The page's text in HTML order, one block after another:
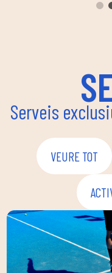
Serveis
VEURE TOT